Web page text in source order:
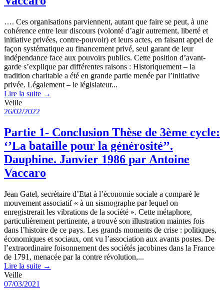
…. Ces organisations parviennent, autant que faire se peut, à une
cohérence entre leur discours (volonté d’agir autrement, liberté et
initiative privées, contre-pouvoir) et leurs actes, en faisant appel de
façon systématique au financement privé, seul garant de leur
indépendance face aux pouvoirs publics. Cette position d’avant-
garde s’explique par différentes raisons : Historiquement – la
tradition charitable a été en grande partie menée par l’initiative
privée. Légalement – le législateur...
Lire la suite →
Veille
26/02/2022
Partie 1- Conclusion Thèse de 3ème cycle:
‘’La bataille pour la générosité’’.
Dauphine. Janvier 1986 par Antoine
Vaccaro
Jean Gatel, secrétaire d’Etat à l’économie sociale a comparé le
mouvement associatif « à un sismographe par lequel on
enregistrerait les vibrations de la société ». Cette métaphore,
particulièrement pertinente, a trouvé son illustration maintes fois
dans l’histoire de ce pays. Les grands moments de crise : politiques,
économiques et sociaux, ont vu l’association aux avants postes. De
l’extraordinaire foisonnement des sociétés jacobines dans la France
de 1791, menacée par la contre révolution,...
Lire la suite →
Veille
07/03/2021